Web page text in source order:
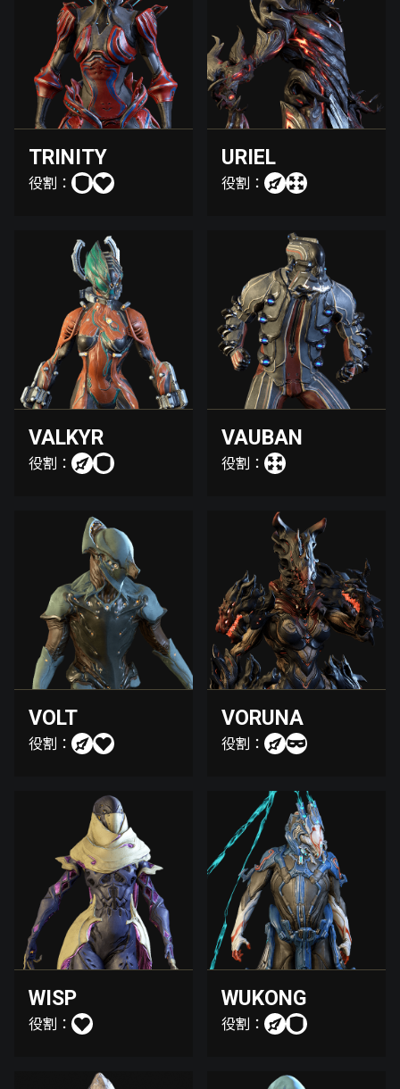
TRINITY
役割：
URIEL
役割：
VALKYR
役割：
VAUBAN
役割：
VOLT
役割：
VORUNA
役割：
WISP
役割：
WUKONG
役割：